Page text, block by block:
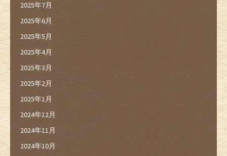
2025年7月
2025年6月
2025年5月
2025年4月
2025年3月
2025年2月
2025年1月
2024年12月
2024年11月
2024年10月